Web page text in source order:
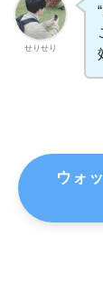
せりせり
ウォ